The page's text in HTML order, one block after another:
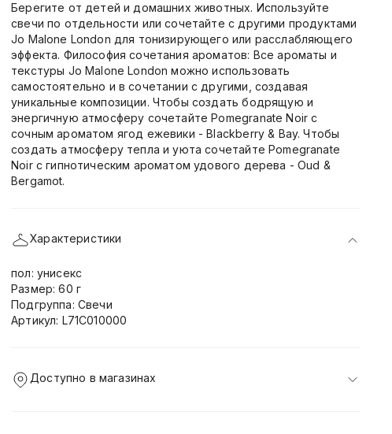
Берегите от детей и домашних животных. Используйте
свечи по отдельности или сочетайте с другими продуктами
Jo Malone London для тонизирующего или расслабляющего
эффекта. Философия сочетания ароматов: Все ароматы и
текстуры Jo Malone London можно использовать
самостоятельно и в сочетании с другими, создавая
уникальные композиции. Чтобы создать бодрящую и
энергичную атмосферу сочетайте Pomegranate Noir с
сочным ароматом ягод ежевики - Blackberry & Bay. Чтобы
создать атмосферу тепла и уюта сочетайте Pomegranate
Noir с гипнотическим ароматом удового дерева - Oud &
Bergamot.
Характеристики
пол: унисекс
Размер: 60 г
Подгруппа: Свечи
Артикул: L71C010000
Доступно в магазинах